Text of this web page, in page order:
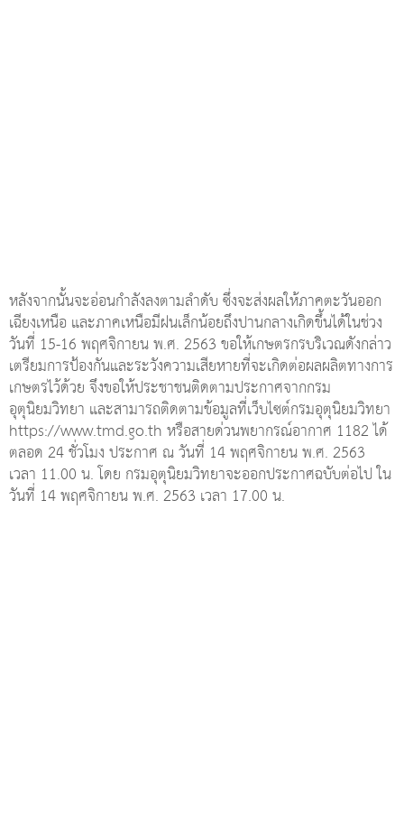
หลังจากนั้นจะอ่อนกำลังลงตามลำดับ ซึ่งจะส่งผลให้ภาคตะวันออก
เฉียงเหนือ และภาคเหนือมีฝนเล็กน้อยถึงปานกลางเกิดขึ้นได้ในช่วง
วันที่ 15-16 พฤศจิกายน พ.ศ. 2563 ขอให้เกษตรกรบริเวณดังกล่าว
เตรียมการป้องกันและระวังความเสียหายที่จะเกิดต่อผลผลิตทางการ
เกษตรไว้ด้วย จึงขอให้ประชาชนติดตามประกาศจากกรม
อุตุนิยมวิทยา และสามารถติดตามข้อมูลที่เว็บไซต์กรมอุตุนิยมวิทยา
https://www.tmd.go.th หรือสายด่วนพยากรณ์อากาศ 1182 ได้
ตลอด 24 ชั่วโมง ประกาศ ณ วันที่ 14 พฤศจิกายน พ.ศ. 2563
เวลา 11.00 น. โดย กรมอุตุนิยมวิทยาจะออกประกาศฉบับต่อไป ใน
วันที่ 14 พฤศจิกายน พ.ศ. 2563 เวลา 17.00 น.